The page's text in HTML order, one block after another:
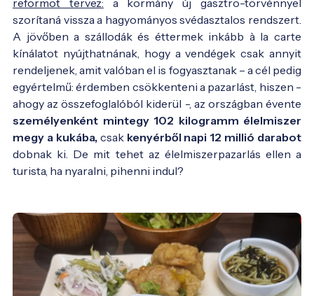
szorítaná vissza a hagyományos svédasztalos rendszert.
A jövőben a szállodák és éttermek inkább à la carte
kínálatot nyújthatnának, hogy a vendégek csak annyit
rendeljenek, amit valóban el is fogyasztanak – a cél pedig
egyértelmű: érdemben csökkenteni a pazarlást, hiszen -
ahogy az összefoglalóból kiderül -, az országban évente
személyenként mintegy 102 kilogramm élelmiszer
megy a kukába, csak kenyérből napi 12 millió darabot
dobnak ki. De mit tehet az élelmiszerpazarlás ellen a
turista, ha nyaralni, pihenni indul?